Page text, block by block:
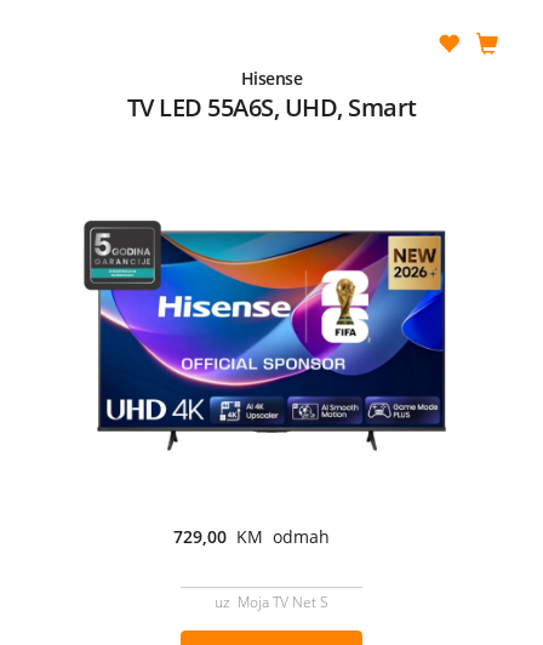
Hisense
TV LED 55A6S, UHD, Smart
729,00 KM odmah
uz Moja TV Net S